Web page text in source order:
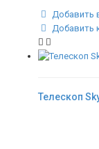
Добавить
Добавить
Телескоп